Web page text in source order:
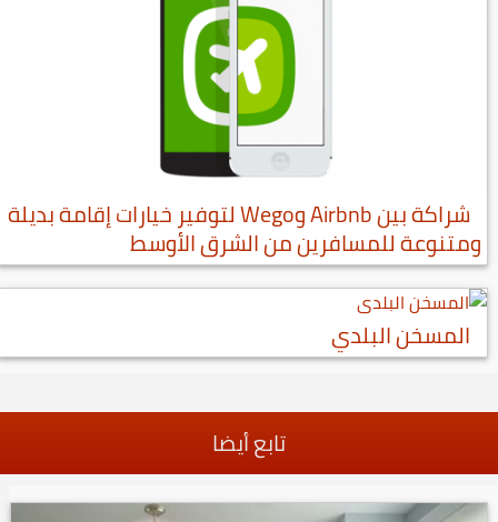
شراكة بين Airbnb وWego لتوفير خيارات إقامة بديلة
ومتنوعة للمسافرين من الشرق الأوسط
المسخن البلدي
تابع أيضا